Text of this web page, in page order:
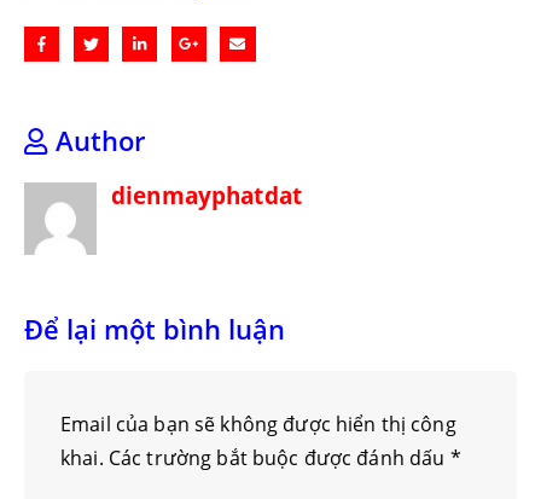
Author
dienmayphatdat
Để lại một bình luận
Email của bạn sẽ không được hiển thị công
khai. Các trường bắt buộc được đánh dấu *